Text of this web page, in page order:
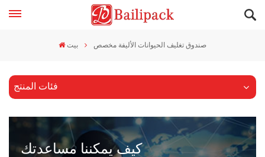
بيت صندوق تغليف الحيوانات الأليفة مخصص
فئات المنتج
كيف يمكننا مساعدتك